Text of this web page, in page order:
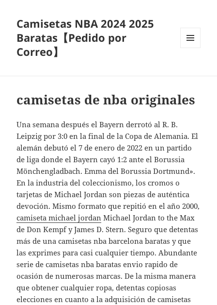
Camisetas NBA 2024 2025
Baratas【Pedido por
Correo】
camisetas de nba originales
Una semana después el Bayern derrotó al R. B.
Leipzig por 3:0 en la final de la Copa de Alemania. El
alemán debutó el 7 de enero de 2022 en un partido
de liga donde el Bayern cayó 1:2 ante el Borussia
Mönchengladbach. Emma del Borussia Dortmund».
En la industria del coleccionismo, los cromos o
tarjetas de Michael Jordan son piezas de auténtica
devoción. Mismo formato que repitió en el año 2000,
camiseta michael jordan Michael Jordan to the Max
de Don Kempf y James D. Stern. Seguro que detentas
más de una camisetas nba barcelona baratas y que
las exprimes para casi cualquier tiempo. Abundante
serie de camisetas nba baratas envio rapido de
ocasión de numerosas marcas. De la misma manera
que obtener cualquier ropa, detentas copiosas
elecciones en cuanto a la adquisición de camisetas